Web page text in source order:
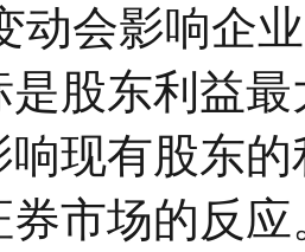
动会影响企
股东利益
现有股东
券市场的反